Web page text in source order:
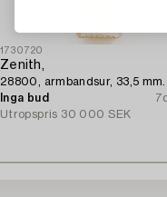
1730720
Zenith,
28800, armbandsur, 33,5 mm.
Inga bud
Utropspris 30 000 SEK